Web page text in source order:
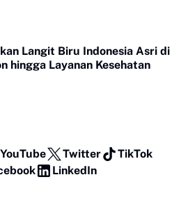
Langit Biru Indonesia Asri di
hingga Layanan Kesehatan
YouTube Twitter
TikTok
LinkedIn